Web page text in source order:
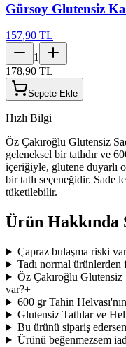
Gürsoy Glutensiz
157,90 TL
1
178,90 TL
Sepete Ekle
Hızlı Bilgi
Öz Çakıroğlu Glutensiz
geleneksel bir tatlıdır ve
içeriğiyle, glutene duyarlı
bir tatlı seçeneğidir. Sade
tüketilebilir.
Ürün Hakkında
Çapraz bulaşma riski
Tadı normal ürünlerden
Öz Çakıroğlu Glutensiz
var?+
600 gr Tahin
Glutensiz Tatlılar ve
Bu ürünü sipariş
Ürünü beğenmezsem